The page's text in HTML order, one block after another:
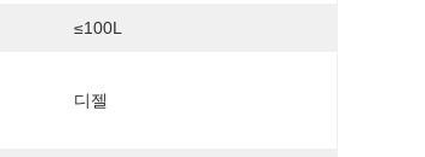
≤100L
디젤